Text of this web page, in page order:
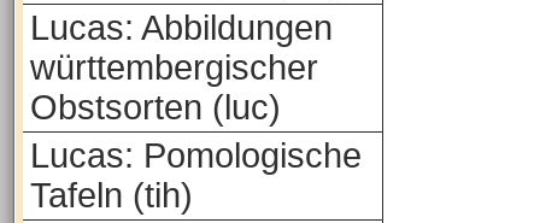
Lucas: Abbildungen
württembergischer
Obstsorten (luc)
Lucas: Pomologische
Tafeln (tih)